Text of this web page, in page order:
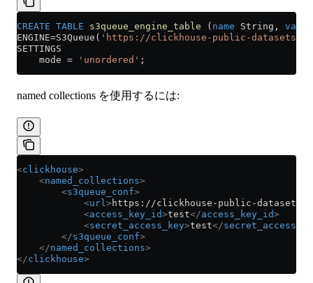
CREATE TABLE s3queue_engine_table ( name String, value
ENGINE=S3Queue( 'https://clickhouse-public-
SETTINGS
    mode
= 'unordered' ;
named collections を使用するには:
<clickhouse>
    <
named_collections>
        <
s3queue_conf>
            <
url> https://clickhouse-public-
            <
access_key_id>test</access_key_id>
            <
secret_access_key>test</
        </
s3queue_conf>
    </
named_collections>
</clickhouse>